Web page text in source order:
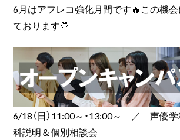
6月はアフレコ強化月間です🔥この機
ております💛
6/18（日）11:00～・13:00～ ／ 声優学
科説明＆個別相談会